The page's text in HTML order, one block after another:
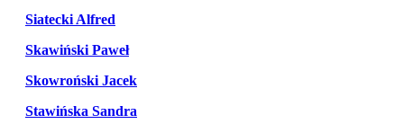
Siatecki Alfred
Skawiński Paweł
Skowroński Jacek
Stawińska Sandra